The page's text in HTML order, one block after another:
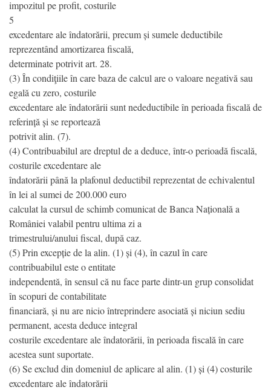
impozitul pe profit, costurile
5
excedentare ale îndatorării, precum și sumele deductibile
reprezentând amortizarea fiscală,
determinate potrivit art. 28.
(3) În condiţiile în care baza de calcul are o valoare negativă sau
egală cu zero, costurile
excedentare ale îndatorării sunt nedeductibile în perioada fiscală de
referință și se reportează
potrivit alin. (7).
(4) Contribuabilul are dreptul de a deduce, într-o perioadă fiscală,
costurile excedentare ale
îndatorării până la plafonul deductibil reprezentat de echivalentul
în lei al sumei de 200.000 euro
calculat la cursul de schimb comunicat de Banca Națională a
României valabil pentru ultima zi a
trimestrului/anului fiscal, după caz.
(5) Prin excepție de la alin. (1) și (4), în cazul în care
contribuabilul este o entitate
independentă, în sensul că nu face parte dintr-un grup consolidat
în scopuri de contabilitate
financiară, și nu are nicio întreprindere asociată și niciun sediu
permanent, acesta deduce integral
costurile excedentare ale îndatorării, în perioada fiscală în care
acestea sunt suportate.
(6) Se exclud din domeniul de aplicare al alin. (1) și (4) costurile
excedentare ale îndatorării